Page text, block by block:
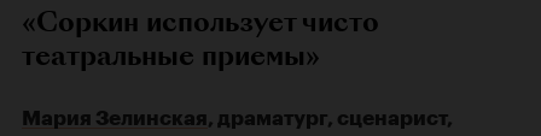
«Соркин использует чисто
театральные приемы»
Мария Зелинская, драматург, сценарист,